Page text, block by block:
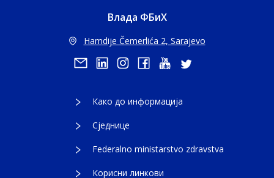
Влада ФБиХ
Hamdije Čemerlića 2, Sarajevo
Како до информација
Сједнице
Federalno ministarstvo zdravstva
Корисни линкови